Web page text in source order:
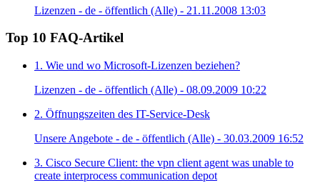
Lizenzen - de - öffentlich (Alle) - 21.11.2008 13:03
Top 10 FAQ-Artikel
1. Wie und wo Microsoft-Lizenzen beziehen?
Lizenzen - de - öffentlich (Alle) - 08.09.2009 10:22
2. Öffnungszeiten des IT-Service-Desk
Unsere Angebote - de - öffentlich (Alle) - 30.03.2009 16:52
3. Cisco Secure Client: the vpn client agent was unable to
create interprocess communication depot